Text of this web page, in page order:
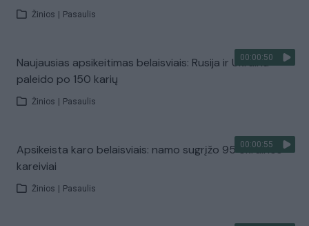
Žinios Pasaulis
00:00:50
Naujausias apsikeitimas belaisviais: Rusija ir Ukraina
paleido po 150 karių
Žinios Pasaulis
00:00:55
Apsikeista karo belaisviais: namo sugrįžo 95 Ukrainos
kareiviai
Žinios Pasaulis